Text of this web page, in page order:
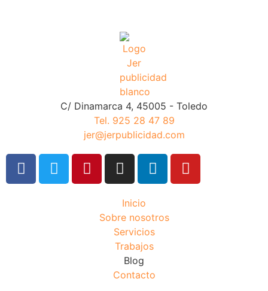
C/ Dinamarca 4, 45005 - Toledo
Tel. 925 28 47 89
jer@jerpublicidad.com
Inicio
Sobre nosotros
Servicios
Trabajos
Blog
Contacto